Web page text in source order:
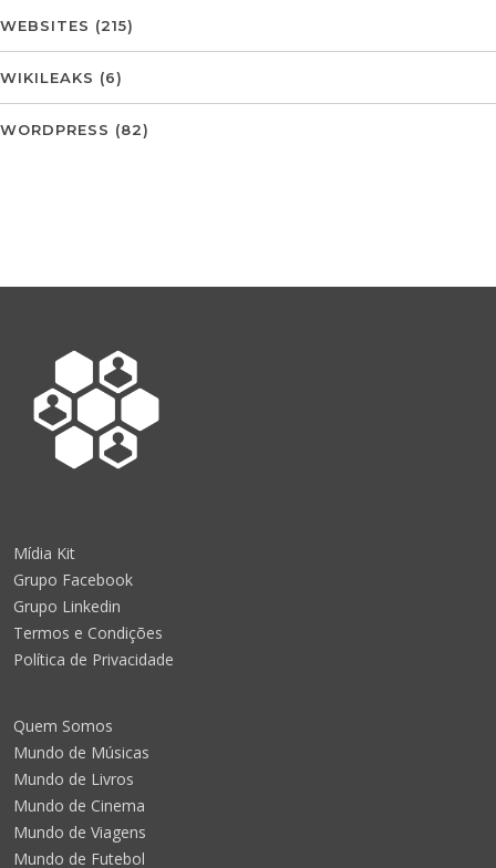
WEBSITES (215)
WIKILEAKS (6)
WORDPRESS (82)
Mídia Kit
Grupo Facebook
Grupo Linkedin
Termos e Condições
Política de Privacidade
Quem Somos
Mundo de Músicas
Mundo de Livros
Mundo de Cinema
Mundo de Viagens
Mundo de Futebol